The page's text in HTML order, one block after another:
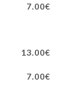
7.00€
13.00€
7.00€